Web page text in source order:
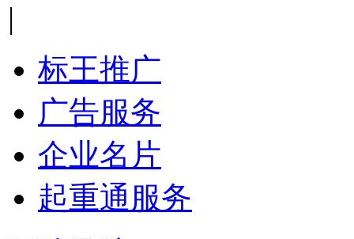
|
标王推广
广告服务
企业名片
起重通服务